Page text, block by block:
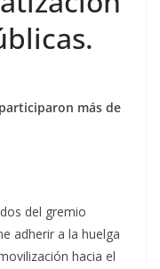
más de
del gremio
adherir a la huelga
hacia el